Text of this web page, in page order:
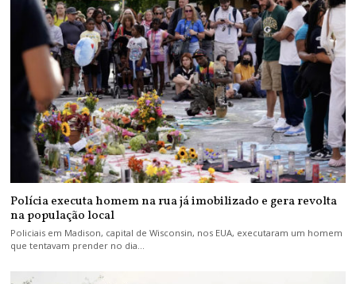
Polícia executa homem na rua já imobilizado e gera revolta
na população local
Policiais em Madison, capital de Wisconsin, nos EUA, executaram um homem
que tentavam prender no dia…